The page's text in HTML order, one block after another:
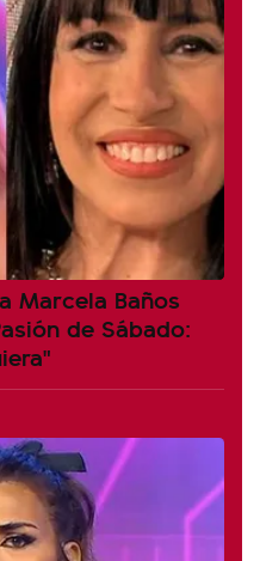
Marcela Baños
de Sábado: